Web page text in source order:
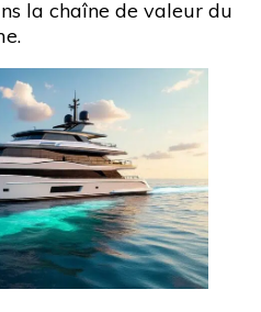
la chaîne de valeur du